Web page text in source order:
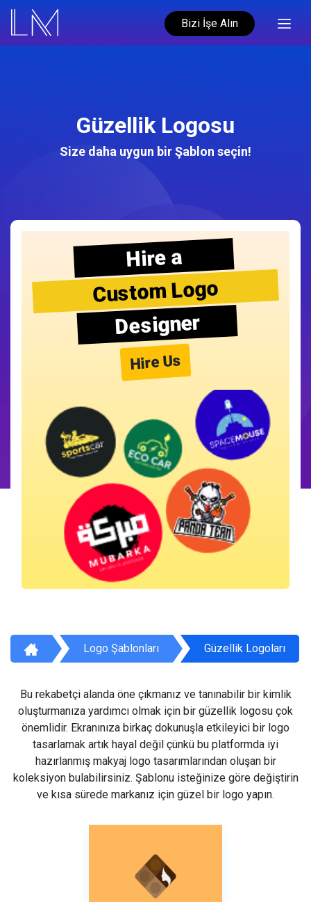
Bizi İşe Alın
Güzellik Logosu
Size daha uygun bir Şablon seçin!
Hire a
Custom Logo
Designer
Hire Us
Logo Şablonları Güzellik Logoları
Bu rekabetçi alanda öne çıkmanız ve tanınabilir bir kimlik
oluşturmanıza yardımcı olmak için bir güzellik logosu çok
önemlidir. Ekranınıza birkaç dokunuşla etkileyici bir logo
tasarlamak artık hayal değil çünkü bu platformda iyi
hazırlanmış makyaj logo tasarımlarından oluşan bir
koleksiyon bulabilirsiniz. Şablonu isteğinize göre değiştirin
ve kısa sürede markanız için güzel bir logo yapın.